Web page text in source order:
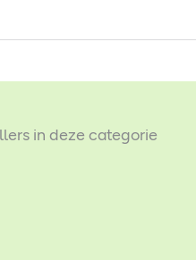
in deze categorie